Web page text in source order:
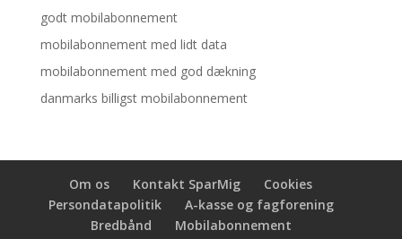
godt mobilabonnement
mobilabonnement med lidt data
mobilabonnement med god dækning
danmarks billigst mobilabonnement
Om os Kontakt SparMig
Cookies
Persondatapolitik
A-kasse og fagforening
Bredbånd
Mobilabonnement